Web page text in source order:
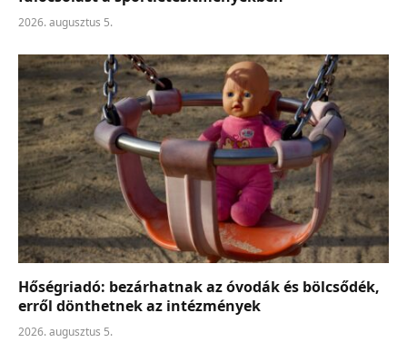
2026. augusztus 5.
Hőségriadó: bezárhatnak az óvodák és bölcsődék,
erről dönthetnek az intézmények
2026. augusztus 5.